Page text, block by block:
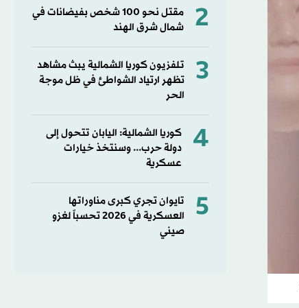
2
مقتل نحو 100 شخص بفيضانات في
شمال شرق الهند
3
تلفزيون كوريا الشمالية يبث مشاهد
تظهر ارتياد الشواطئ في ظل موجة
الحر
4
كوريا الشمالية: اليابان تتحول إلى
دولة حرب... وسنتخذ خيارات
عسكرية
5
تايوان تجري كبرى مناوراتها
العسكرية في 2026 تحسباً لغزو
صيني